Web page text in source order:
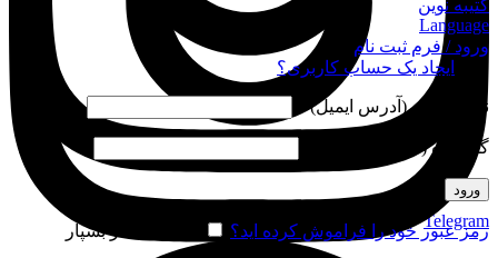
Telegram
Language
ورود / فرم ثبت نام
ورود
ایجاد یک حساب کاربری؟
نام کاربری (آدرس ایمیل)
گذرواژه (شماره موبایل)
ورود
رمز عبور خود را فراموش کرده اید؟ مرا به خاطر بسپار